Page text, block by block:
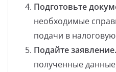
Подготовьте
необходимые
подачи в
Подайте заявление.
полученные